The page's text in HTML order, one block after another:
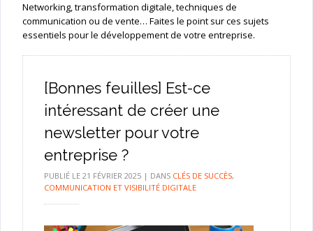
Networking, transformation digitale, techniques de
communication ou de vente… Faites le point sur ces sujets
essentiels pour le développement de votre entreprise.
[Bonnes feuilles] Est-ce
intéressant de créer une
newsletter pour votre
entreprise ?
PUBLIÉ LE 21 FÉVRIER 2025| DANS CLÉS DE SUCCÈS,
COMMUNICATION ET VISIBILITÉ DIGITALE